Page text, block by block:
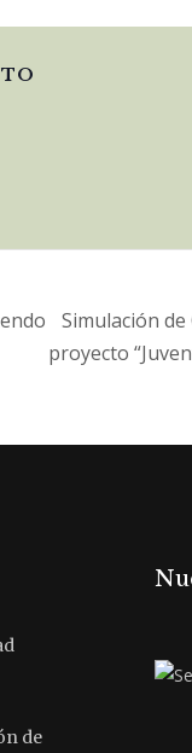
Simulación
proyecto
de